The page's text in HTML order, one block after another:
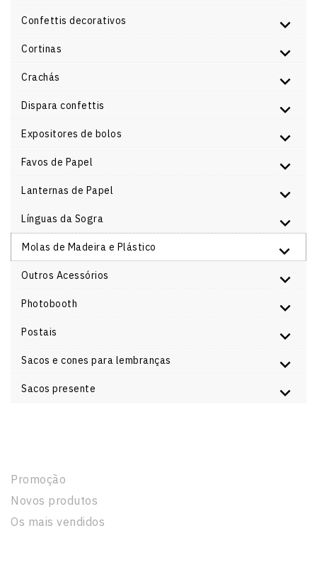
Confettis decorativos
Cortinas
Crachás
Dispara confettis
Expositores de bolos
Favos de Papel
Lanternas de Papel
Línguas da Sogra
Molas de Madeira e Plástico
Outros Acessórios
Photobooth
Postais
Sacos e cones para lembranças
Sacos presente
Promoção
Novos produtos
Os mais vendidos